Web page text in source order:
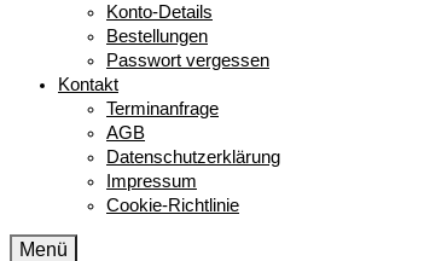
Konto-Details
Bestellungen
Passwort vergessen
Kontakt
Terminanfrage
AGB
Datenschutzerklärung
Impressum
Cookie-Richtlinie
Menü